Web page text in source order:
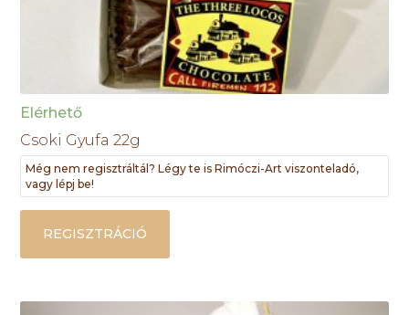
Elérhető
Csoki Gyufa 22g
Még nem regisztráltál? Légy te is Rimóczi-Art viszonteladó,
vagy lépj be!
REGISZTRÁCIÓ